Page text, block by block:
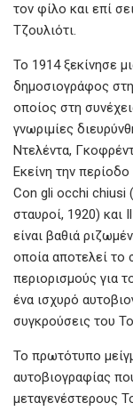
τον φίλο και επί
Τζουλιότι.
Το 1914 ξεκίνησε
δημοσιογράφος
οποίος στη
γνωριμίες
Ντελέντα,
Εκείνη την
Con gli occhi chiusi
σταυροί, 1920) και
είναι βαθιά
οποία αποτελεί το
περιορισμούς για
ένα ισχυρό
συγκρούσεις του
Το πρωτότυπο
αυτοβιογραφίας
μεταγενέστερους